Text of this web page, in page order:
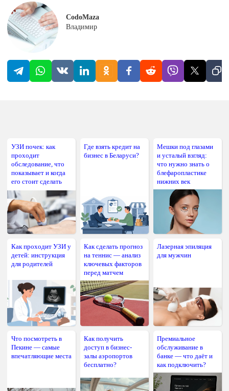
CodoMaza
Владимир
УЗИ почек: как
проходит
обследование, что
показывает и когда
его стоит сделать
Где взять кредит на
бизнес в Беларуси?
Мешки под глазами
и усталый взгляд:
что нужно знать о
блефаропластике
нижних век
Как проходит УЗИ у
детей: инструкция
для родителей
Как сделать прогноз
на теннис — анализ
ключевых факторов
перед матчем
Лазерная эпиляция
для мужчин
Что посмотреть в
Пекине — самые
впечатляющие места
Как получить
доступ в бизнес-
залы аэропортов
бесплатно?
Премиальное
обслуживание в
банке — что даёт и
как подключить?